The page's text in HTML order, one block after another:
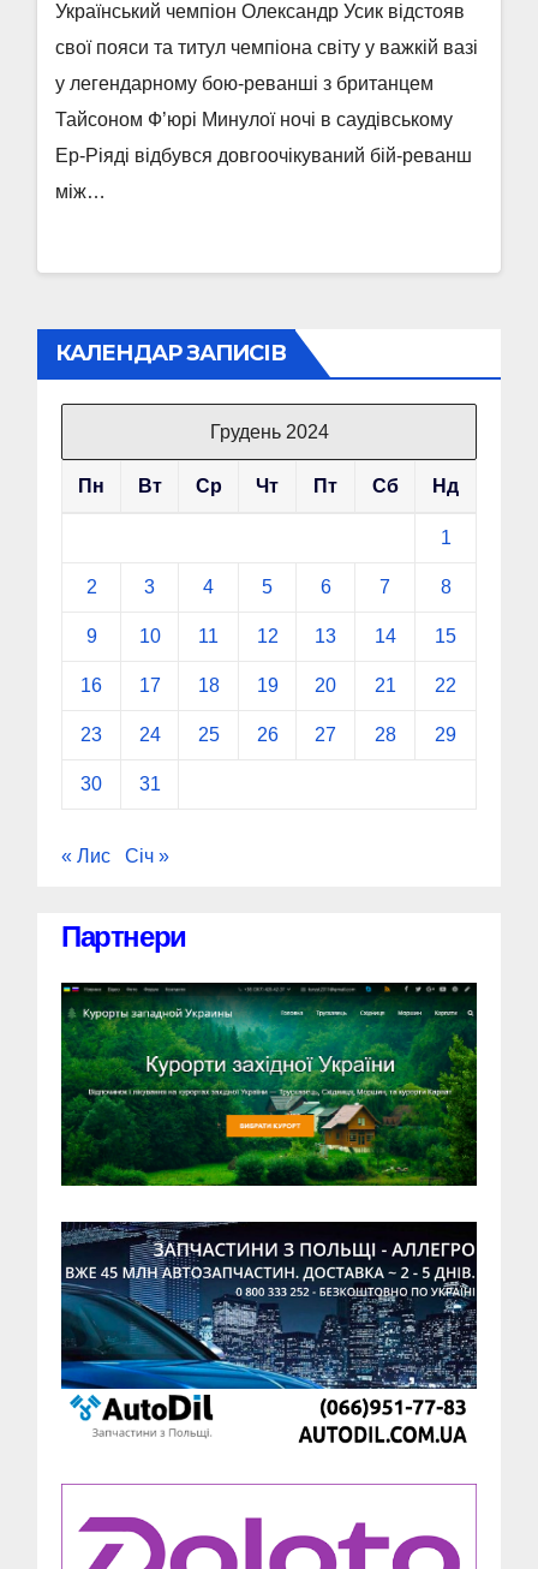
Український чемпіон Олександр Усик відстояв
свої пояси та титул чемпіона світу у важкій вазі
у легендарному бою-реванші з британцем
Тайсоном Ф’юрі Минулої ночі в саудівському
Ер-Ріяді відбувся довгоочікуваний бій-реванш
між…
КАЛЕНДАР ЗАПИСІВ
Грудень 2024
Пн Вт Ср Чт Пт Сб Нд
1
2 3 4 5 6 7 8
9 10 11 12 13 14 15
16 17 18 19 20 21 22
23 24 25 26 27 28 29
30 31
« Лис Січ »
Партнери